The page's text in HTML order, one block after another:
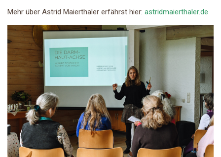
Mehr über Astrid Maierthaler erfährst hier: astridmaierthaler.de